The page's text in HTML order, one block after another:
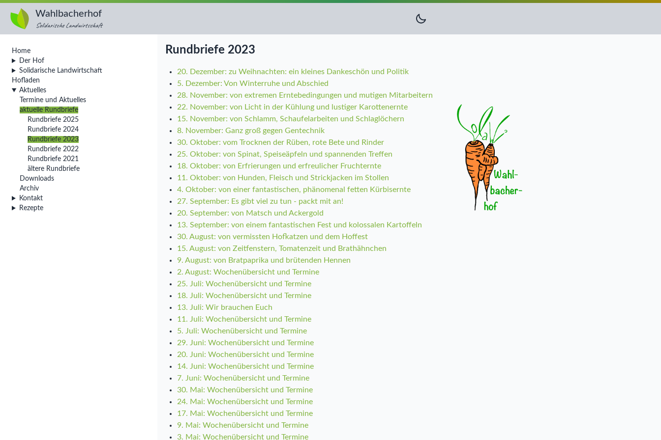
Rundbriefe 2023
20. Dezember: zu Weihnachten: ein kleines Dankeschön und Politik
5. Dezember: Von Winterruhe und Abschied
28. November: von extremen Erntebedingungen und mutigen Mitarbeitern
22. November: von Licht in der Kühlung und lustiger Karottenernte
15. November: von Schlamm, Schaufelarbeiten und Schlaglöchern
8. November: Ganz groß gegen Gentechnik
30. Oktober: vom Trocknen der Rüben, rote Bete und Rinder
25. Oktober: von Spinat, Speiseäpfeln und spannenden Treffen
18. Oktober: von Erfrierungen und erfreulicher Fruchternte
11. Oktober: von Hunden, Fleisch und Strickjacken im Stollen
4. Oktober: von einer fantastischen, phänomenal fetten Kürbisernte
27. September: Es gibt viel zu tun - packt mit an!
20. September: von Matsch und Ackergold
13. September: von einem fantastischen Fest und kolossalen Kartoffeln
30. August: von vermissten Hofkatzen und dem Hoffest
15. August: von Zeitfenstern, Tomatenzeit und Brathähnchen
9. August: von Bratpaprika und brütenden Hennen
2. August: Wochenübersicht und Termine
25. Juli: Wochenübersicht und Termine
18. Juli: Wochenübersicht und Termine
13. Juli: Wir brauchen Euch
11. Juli: Wochenübersicht und Termine
5. Juli: Wochenübersicht und Termine
29. Juni: Wochenübersicht und Termine
20. Juni: Wochenübersicht und Termine
14. Juni: Wochenübersicht und Termine
7. Juni: Wochenübersicht und Termine
30. Mai: Wochenübersicht und Termine
24. Mai: Wochenübersicht und Termine
17. Mai: Wochenübersicht und Termine
9. Mai: Wochenübersicht und Termine
3. Mai: Wochenübersicht und Termine
Wahlbacherhof
Solidarische Landwirtschaft
Home
Der Hof
Solidarische Landwirtschaft
Hofladen
Aktuelles
Termine und Aktuelles
aktuelle Rundbriefe
Rundbriefe 2025
Rundbriefe 2024
Rundbriefe 2023
Rundbriefe 2022
Rundbriefe 2021
ältere Rundbriefe
Downloads
Archiv
Kontakt
Rezepte